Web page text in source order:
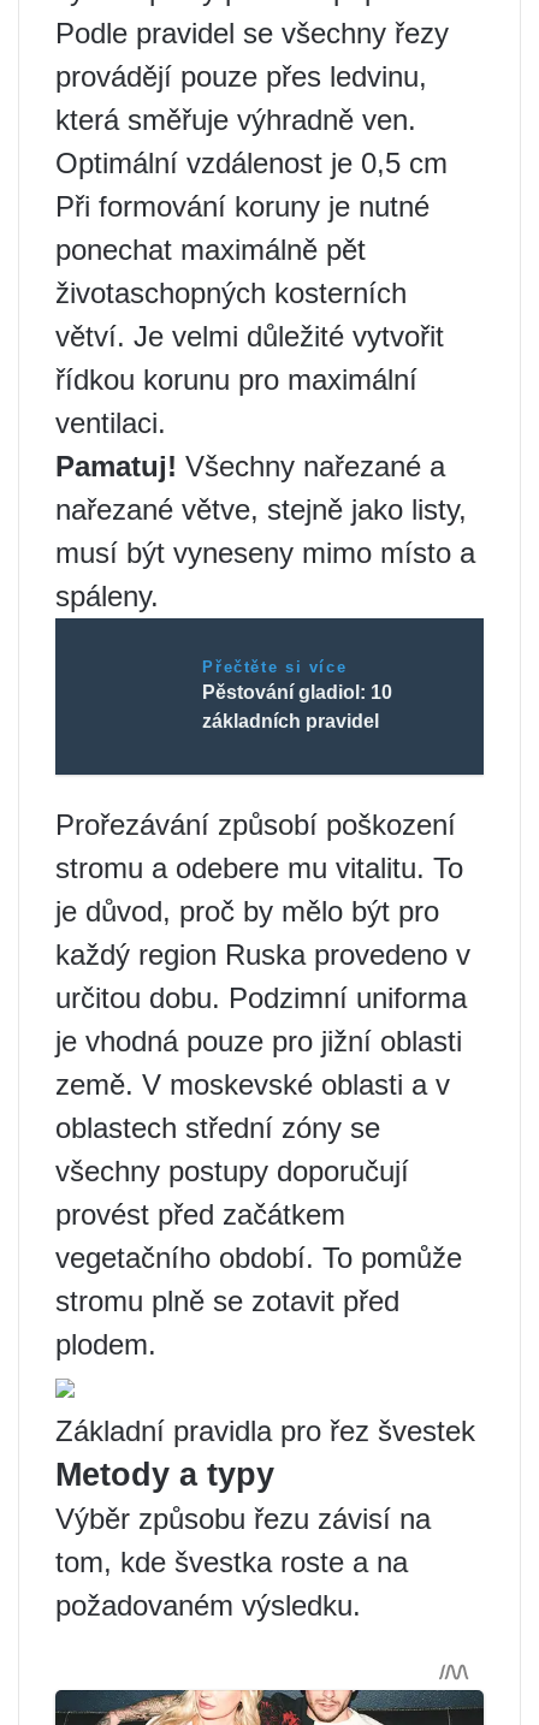
Podle pravidel se všechny řezy
provádějí pouze přes ledvinu,
která směřuje výhradně ven.
Optimální vzdálenost je 0,5 cm
Při formování koruny je nutné
ponechat maximálně pět
životaschopných kosterních
větví. Je velmi důležité vytvořit
řídkou korunu pro maximální
ventilaci.
Pamatuj! Všechny nařezané a
nařezané větve, stejně jako listy,
musí být vyneseny mimo místo a
spáleny.
Přečtěte si více
Pěstování gladiol: 10
základních pravidel
Prořezávání způsobí poškození
stromu a odebere mu vitalitu. To
je důvod, proč by mělo být pro
každý region Ruska provedeno v
určitou dobu. Podzimní uniforma
je vhodná pouze pro jižní oblasti
země. V moskevské oblasti a v
oblastech střední zóny se
všechny postupy doporučují
provést před začátkem
vegetačního období. To pomůže
stromu plně se zotavit před
plodem.
Základní pravidla pro řez švestek
Metody a typy
Výběr způsobu řezu závisí na
tom, kde švestka roste a na
požadovaném výsledku.